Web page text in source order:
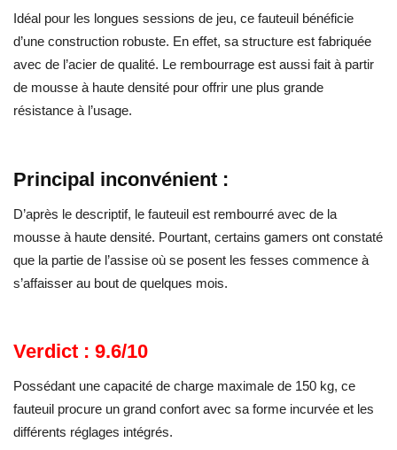
Idéal pour les longues sessions de jeu, ce fauteuil bénéficie
d’une construction robuste. En effet, sa structure est fabriquée
avec de l’acier de qualité. Le rembourrage est aussi fait à partir
de mousse à haute densité pour offrir une plus grande
résistance à l’usage.
Principal inconvénient :
D’après le descriptif, le fauteuil est rembourré avec de la
mousse à haute densité. Pourtant, certains gamers ont constaté
que la partie de l’assise où se posent les fesses commence à
s’affaisser au bout de quelques mois.
Verdict : 9.6/10
Possédant une capacité de charge maximale de 150 kg, ce
fauteuil procure un grand confort avec sa forme incurvée et les
différents réglages intégrés.